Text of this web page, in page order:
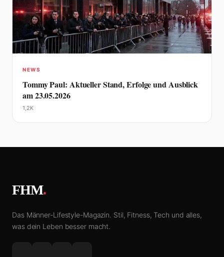
NEWS
Tommy Paul: Aktueller Stand, Erfolge und Ausblick
am 23.05.2026
1,2K
FHM.
Das Männer-Lifestyle-Magazin. Stil, Fitness, Tech und alles,
was dein Leben besser macht.